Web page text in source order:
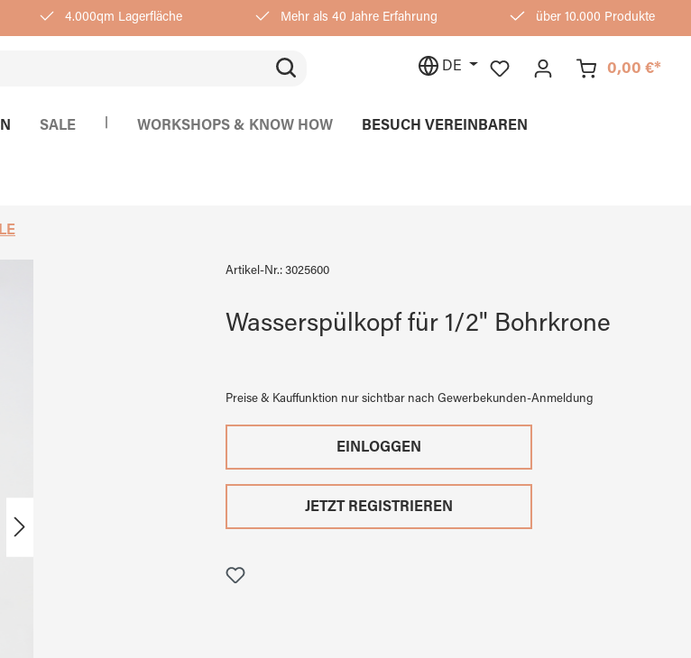
4.000qm Lagerfläche Mehr als 40 Jahre Erfahrung über 10.000 Produkte
DE 0,00 €*
SALE WORKSHOPS & KNOW HOW BESUCH VEREINBAREN
Artikel-Nr.: 3025600
Wasserspülkopf für 1/2" Bohrkrone
Preise & Kauffunktion nur sichtbar nach Gewerbekunden-Anmeldung
EINLOGGEN
JETZT REGISTRIEREN